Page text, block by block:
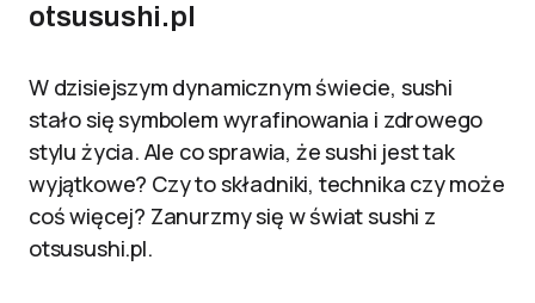
otsusushi.pl
W dzisiejszym dynamicznym świecie, sushi
stało się symbolem wyrafinowania i zdrowego
stylu życia. Ale co sprawia, że sushi jest tak
wyjątkowe? Czy to składniki, technika czy może
coś więcej? Zanurzmy się w świat sushi z
otsusushi.pl.